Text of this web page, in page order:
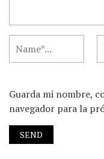
Guarda mi nombre,
navegador para la